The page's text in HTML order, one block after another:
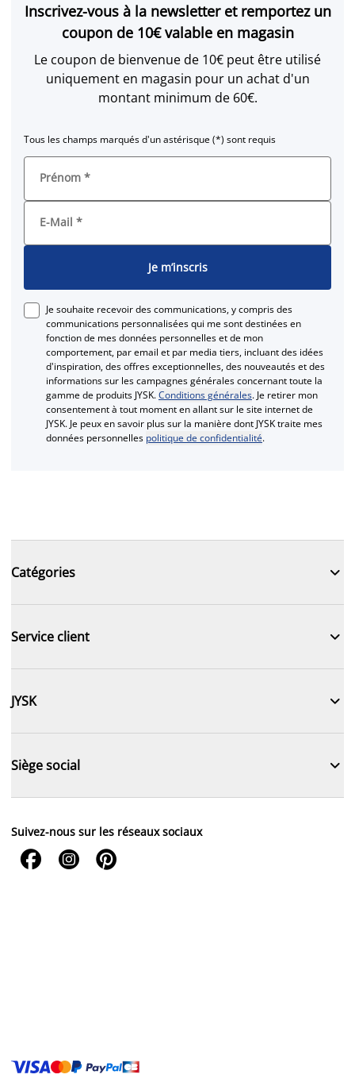
Inscrivez-vous à la newsletter et remportez un
coupon de 10€ valable en magasin
Le coupon de bienvenue de 10€ peut être utilisé
uniquement en magasin pour un achat d'un
montant minimum de 60€.
Tous les champs marqués d'un astérisque (*) sont requis
Prénom *
E-Mail *
Je m’inscris
Je souhaite recevoir des communications, y compris des
communications personnalisées qui me sont destinées en
fonction de mes données personnelles et de mon
comportement, par email et par media tiers, incluant des idées
d'inspiration, des offres exceptionnelles, des nouveautés et des
informations sur les campagnes générales concernant toute la
gamme de produits JYSK.Conditions générales. Je retirer mon
consentement à tout moment en allant sur le site internet de
JYSK. Je peux en savoir plus sur la manière dont JYSK traite mes
données personnelles politique de confidentialité.
Catégories 
Service client 
JYSK 
Siège social 
Suivez-nous sur les réseaux sociaux
  